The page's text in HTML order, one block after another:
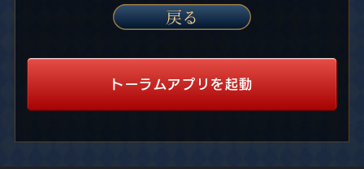
トーラムアプリを起動